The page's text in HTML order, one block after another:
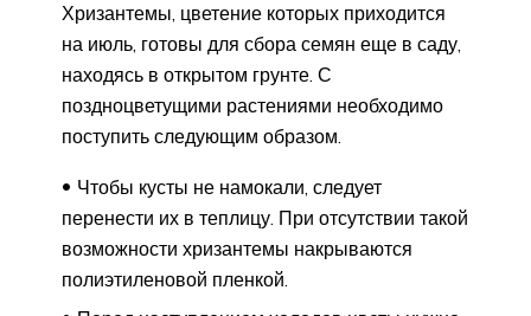
Хризантемы, цветение которых приходится
на июль, готовы для сбора семян еще в саду,
находясь в открытом грунте. С
поздноцветущими растениями необходимо
поступить следующим образом.
Чтобы кусты не намокали, следует
перенести их в теплицу. При отсутствии такой
возможности хризантемы накрываются
полиэтиленовой пленкой.